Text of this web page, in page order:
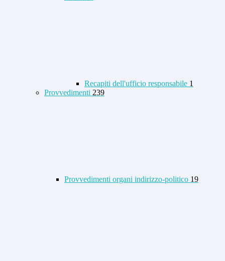
Recapiti dell'ufficio responsabile 1
Provvedimenti 239
Provvedimenti organi indirizzo-politico 19